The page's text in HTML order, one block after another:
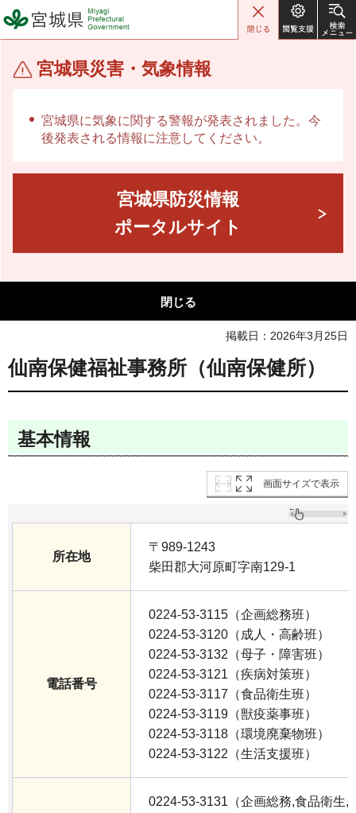
宮城県 Miyagi Prefectural
Government
宮城県災害・気象情報
宮城県に気象に関する警報が発表されました。今
後発表される情報に注意してください。
宮城県防災情報
ポータルサイト
閉じる
掲載日：2026年3月25日
仙南保健福祉事務所（仙南保健所）
基本情報
画面サイズで表示
所在地
〒989-1243
柴田郡大河原町字南129-1
電話番号
0224-53-3115（企画総務班）
0224-53-3120（成人・高齢班）
0224-53-3132（母子・障害班）
0224-53-3121（疾病対策班）
0224-53-3117（食品衛生班）
0224-53-3119（獣疫薬事班）
0224-53-3118（環境廃棄物班）
0224-53-3122（生活支援班）
0224-53-3131（企画総務,食品衛生,